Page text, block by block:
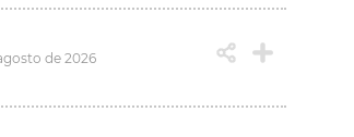
de 2026